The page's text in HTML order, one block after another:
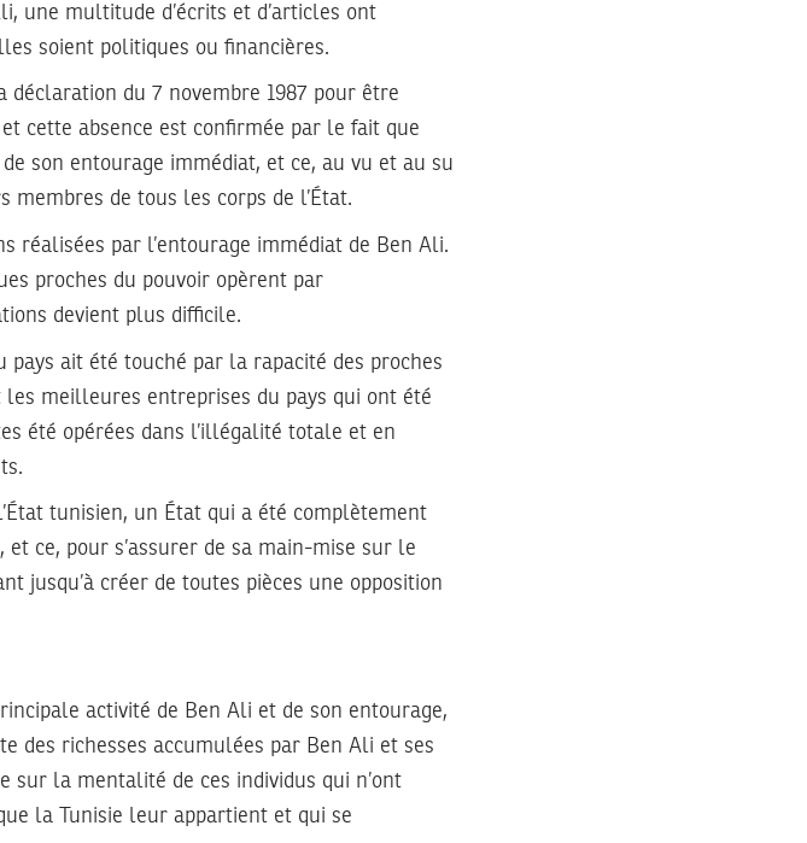
une multitude d’écrits et d’articles ont
soient politiques ou financières.
du 7 novembre 1987 pour être
cette absence est confirmée par le fait que
son entourage immédiat, et ce, au vu et au su
de tous les corps de l’État.
réalisées par l’entourage immédiat de Ben Ali.
proches du pouvoir opèrent par
devient plus difficile.
pays ait été touché par la rapacité des proches
meilleures entreprises du pays qui ont été
été opérées dans l’illégalité totale et en
tunisien, un État qui a été complètement
ce, pour s’assurer de sa main-mise sur le
jusqu’à créer de toutes pièces une opposition
activité de Ben Ali et de son entourage,
des richesses accumulées par Ben Ali et ses
sur la mentalité de ces individus qui n’ont
la Tunisie leur appartient et qui se